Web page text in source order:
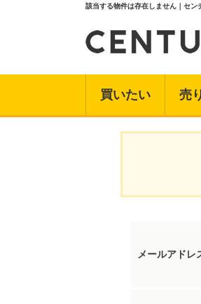
該当する物件は存在しません｜セン
買いたい 売
メールアドレ